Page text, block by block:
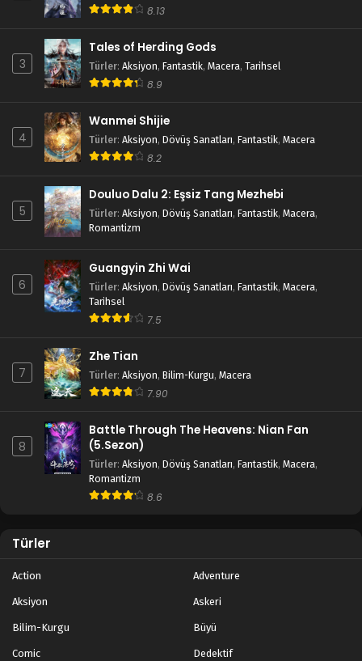
8.13
3
Tales of Herding Gods
Türler: Aksiyon, Fantastik, Macera, Tarihsel
8.9
4
Wanmei Shijie
Türler: Aksiyon, Dövüş Sanatları, Fantastik, Macera
8.2
5
Douluo Dalu 2: Eşsiz Tang Mezhebi
Türler: Aksiyon, Dövüş Sanatları, Fantastik, Macera,
Romantizm
6
Guangyin Zhi Wai
Türler: Aksiyon, Dövüş Sanatları, Fantastik, Macera,
Tarihsel
7.5
7
Zhe Tian
Türler: Aksiyon, Bilim-Kurgu, Macera
7.90
8
Battle Through The Heavens: Nian Fan
(5.Sezon)
Türler: Aksiyon, Dövüş Sanatları, Fantastik, Macera,
Romantizm
8.6
Türler
Action Adventure
Aksiyon Askeri
Bilim-Kurgu Büyü
Comic Dedektif